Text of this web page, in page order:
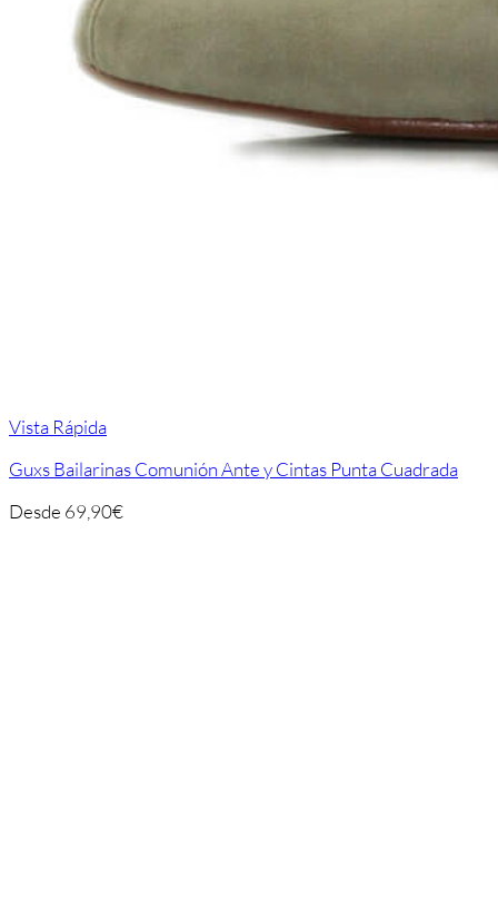
Vista Rápida
Guxs Bailarinas Comunión Ante y Cintas Punta Cuadrada
Desde 69,90€